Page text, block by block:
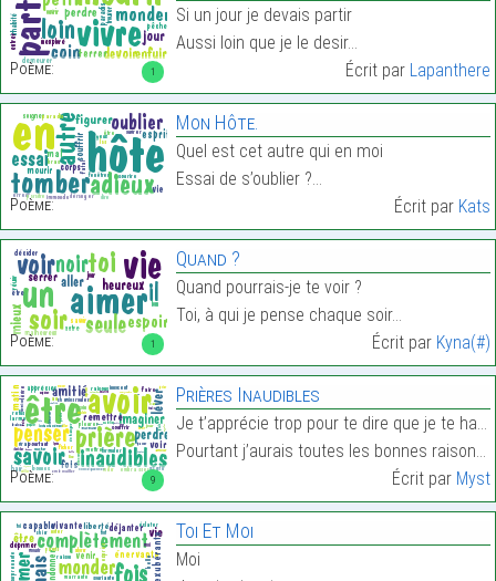
1
Poème:
Si un jour je devais partir
Aussi loin que je le desir…
Écrit par Lapanthere
Poème:
Mon Hôte.
Quel est cet autre qui en moi
Essai de s’oublier ?…
Écrit par Kats
1
Poème:
Quand ?
Quand pourrais-je te voir ?
Toi, à qui je pense chaque soir…
Écrit par Kyna(#)
9
Poème:
Prières Inaudibles
Je t’apprécie trop pour te dire que je te hais.
Pourtant j’aurais toutes les bonnes raisons de le …
Écrit par Myst
Toi Et Moi
Moi